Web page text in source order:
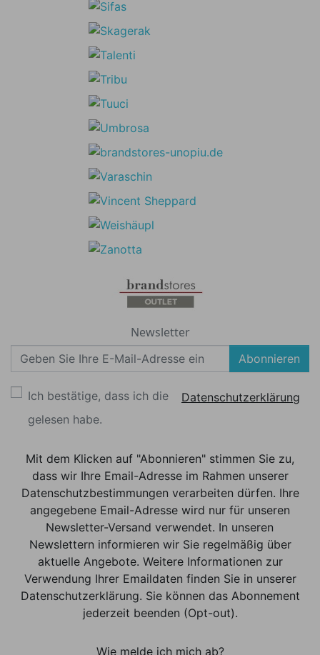
Newsletter
Abonnieren
Ich bestätige, dass ich die
Datenschutzerklärung
gelesen habe.
Mit dem Klicken auf "Abonnieren" stimmen Sie zu,
dass wir Ihre Email-Adresse im Rahmen unserer
Datenschutzbestimmungen verarbeiten dürfen. Ihre
angegebene Email-Adresse wird nur für unseren
Newsletter-Versand verwendet. In unseren
Newslettern informieren wir Sie regelmäßig über
aktuelle Angebote. Weitere Informationen zur
Verwendung Ihrer Emaildaten finden Sie in unserer
Datenschutzerklärung. Sie können das Abonnement
jederzeit beenden (Opt-out).
Wie melde ich mich ab?